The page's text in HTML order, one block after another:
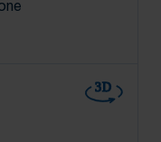
3D